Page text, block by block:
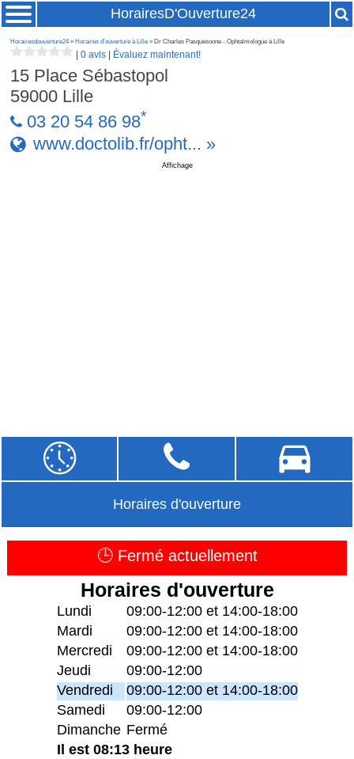
HorairesD'Ouverture24
Horairesdouverture24» Horaires d'ouverture à Lille » Dr Charles Pasquesoone - Ophtalmologue à Lille
|0 avis Évaluez maintenant!
15 Place Sébastopol
59000 Lille
03 20 54 86 98*
www.doctolib.fr/opht... »
Affichage
Horaires d'ouverture
🕒 Fermé actuellement
Horaires d'ouverture
Lundi
09:00-12:00 et 14:00-18:00
Mardi
09:00-12:00 et 14:00-18:00
Mercredi
09:00-12:00 et 14:00-18:00
Jeudi
09:00-12:00
Vendredi
09:00-12:00 et 14:00-18:00
Samedi
09:00-12:00
Dimanche Fermé
Il est 08:13 heure